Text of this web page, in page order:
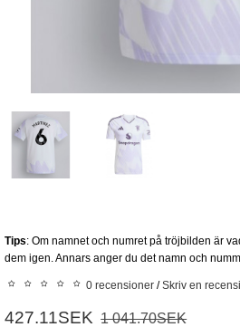
Tips: Om namnet och numret på tröjbilden är
dem igen. Annars anger du det namn och
0 recensioner /Skriv en
427.11SEK 1 041.70SEK